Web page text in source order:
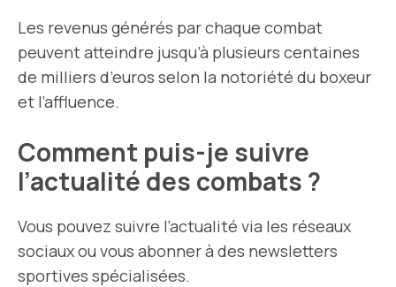
Les revenus générés par chaque combat
peuvent atteindre jusqu’à plusieurs centaines
de milliers d’euros selon la notoriété du boxeur
et l’affluence.
Comment puis-je suivre
l’actualité des combats ?
Vous pouvez suivre l’actualité via les réseaux
sociaux ou vous abonner à des newsletters
sportives spécialisées.